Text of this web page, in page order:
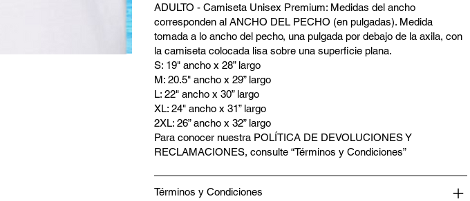
ADULTO - Camiseta Unisex Premium: Medidas del ancho
corresponden al ANCHO DEL PECHO (en pulgadas). Medida
tomada a lo ancho del pecho, una pulgada por debajo de la axila, con
la camiseta colocada lisa sobre una superficie plana.
S: 19" ancho x 28” largo
M: 20.5" ancho x 29” largo
L: 22" ancho x 30” largo
XL: 24" ancho x 31” largo
2XL: 26” ancho x 32” largo
Para conocer nuestra POLÍTICA DE DEVOLUCIONES Y
RECLAMACIONES, consulte “Términos y Condiciones”
Términos y Condiciones